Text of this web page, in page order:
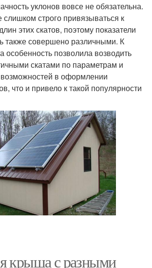
Ассиметричная крыша
крыши
скатами
крыши Разный угол
Разная форма
уклонов вовсе не обязательна.
слишком строго привязываться к
этих скатов, поэтому показатели
также совершено различными. К
особенность позволила возводить
скатами по параметрам и
в оформлении
что и привело к такой популярности
крыша с разными